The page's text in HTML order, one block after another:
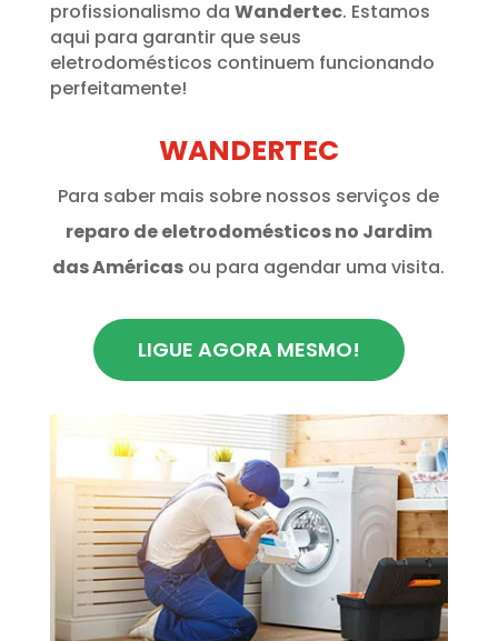
profissionalismo da Wandertec. Estamos
aqui para garantir que seus
eletrodomésticos continuem funcionando
perfeitamente!
WANDERTEC
Para saber mais sobre nossos serviços de
reparo de eletrodomésticos no Jardim
das Américas ou para agendar uma visita.
LIGUE AGORA MESMO!